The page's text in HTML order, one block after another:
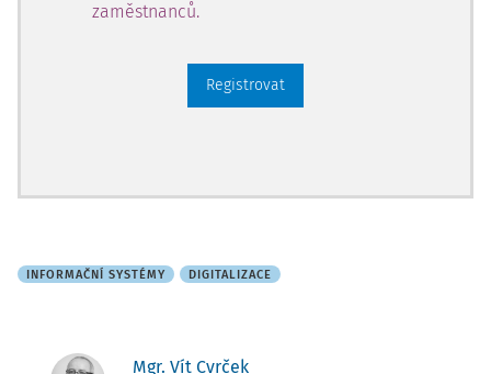
zaměstnanců.
Registrovat
INFORMAČNÍ SYSTÉMY DIGITALIZACE
Mgr. Vít Cvrček